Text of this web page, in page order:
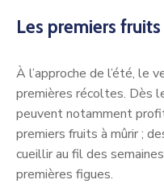
Les premiers
À l’approche de l’été, le
premières récoltes. Dès
peuvent notamment
premiers fruits à mûrir ;
cueillir au fil des
premières figues.